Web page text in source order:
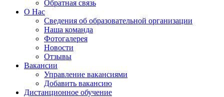
Обратная связь
О Нас
Сведения об образовательной организации
Наша команда
Фотогалерея
Новости
Отзывы
Вакансии
Управление вакансиями
Добавить вакансию
Дистанционное обучение